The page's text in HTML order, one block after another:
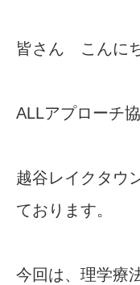
皆さん こんに
ALLアプローチ
越谷レイクタウ
ております。
今回は、理学療